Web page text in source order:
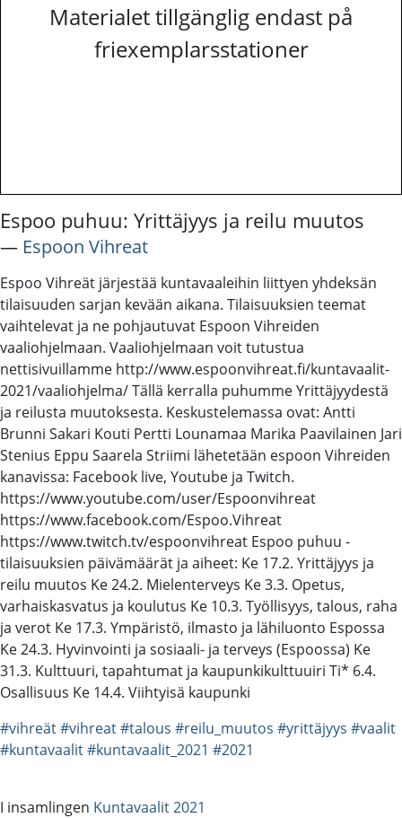
Materialet tillgänglig endast på
friexemplarsstationer
Espoo puhuu: Yrittäjyys ja reilu muutos
― Espoon Vihreat
Espoo Vihreät järjestää kuntavaaleihin liittyen yhdeksän
tilaisuuden sarjan kevään aikana. Tilaisuuksien teemat
vaihtelevat ja ne pohjautuvat Espoon Vihreiden
vaaliohjelmaan. Vaaliohjelmaan voit tutustua
nettisivuillamme http://www.espoonvihreat.fi/kuntavaalit-
2021/vaaliohjelma/ Tällä kerralla puhumme Yrittäjyydestä
ja reilusta muutoksesta. Keskustelemassa ovat: Antti
Brunni Sakari Kouti Pertti Lounamaa Marika Paavilainen Jari
Stenius Eppu Saarela Striimi lähetetään espoon Vihreiden
kanavissa: Facebook live, Youtube ja Twitch.
https://www.youtube.com/user/Espoonvihreat
https://www.facebook.com/Espoo.Vihreat
https://www.twitch.tv/espoonvihreat Espoo puhuu -
tilaisuuksien päivämäärät ja aiheet: Ke 17.2. Yrittäjyys ja
reilu muutos Ke 24.2. Mielenterveys Ke 3.3. Opetus,
varhaiskasvatus ja koulutus Ke 10.3. Työllisyys, talous, raha
ja verot Ke 17.3. Ympäristö, ilmasto ja lähiluonto Espossa
Ke 24.3. Hyvinvointi ja sosiaali- ja terveys (Espoossa) Ke
31.3. Kulttuuri, tapahtumat ja kaupunkikulttuuiri Ti* 6.4.
Osallisuus Ke 14.4. Viihtyisä kaupunki
#vihreät#vihreat#talous #reilu_muutos #yrittäjyys #vaalit
#kuntavaalit#kuntavaalit_2021 #2021
I insamlingen Kuntavaalit 2021